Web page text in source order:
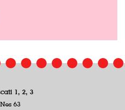
1, 2, 3
Nes 63